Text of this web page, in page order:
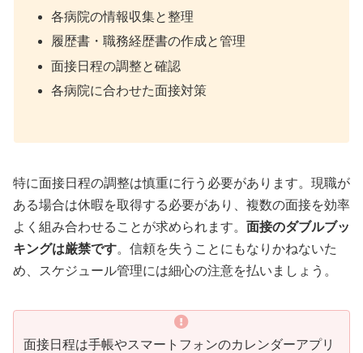
各病院の情報収集と整理
履歴書・職務経歴書の作成と管理
面接日程の調整と確認
各病院に合わせた面接対策
特に面接日程の調整は慎重に行う必要があります。現職が
ある場合は休暇を取得する必要があり、複数の面接を効率
よく組み合わせることが求められます。 面接のダブルブッ
キングは厳禁です。信頼を失うことにもなりかねないた
め、スケジュール管理には細心の注意を払いましょう。
面接日程は手帳やスマートフォンのカレンダーアプリ